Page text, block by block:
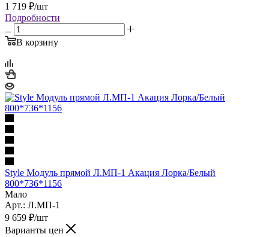
1 719 ₽/шт
Подробности
В корзину
Style Модуль прямой Л.МП-1 Акация Лорка/Белый
800*736*1156
Мало
Арт.: Л.МП-1
9 659 ₽/шт
Варианты цен